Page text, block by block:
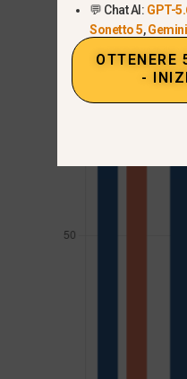
💬 Chat AI: GPT-
Sonetto 5,
OTTENERE
-